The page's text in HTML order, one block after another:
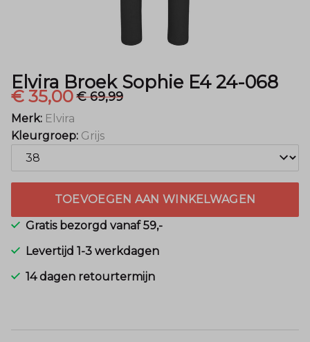
Elvira Broek Sophie E4 24-068
€ 35,00€ 69,99
Merk: Elvira
Kleurgroep: Grijs
TOEVOEGEN AAN WINKELWAGEN
Gratis bezorgd vanaf 59,-
Levertijd 1-3 werkdagen
14 dagen retourtermijn